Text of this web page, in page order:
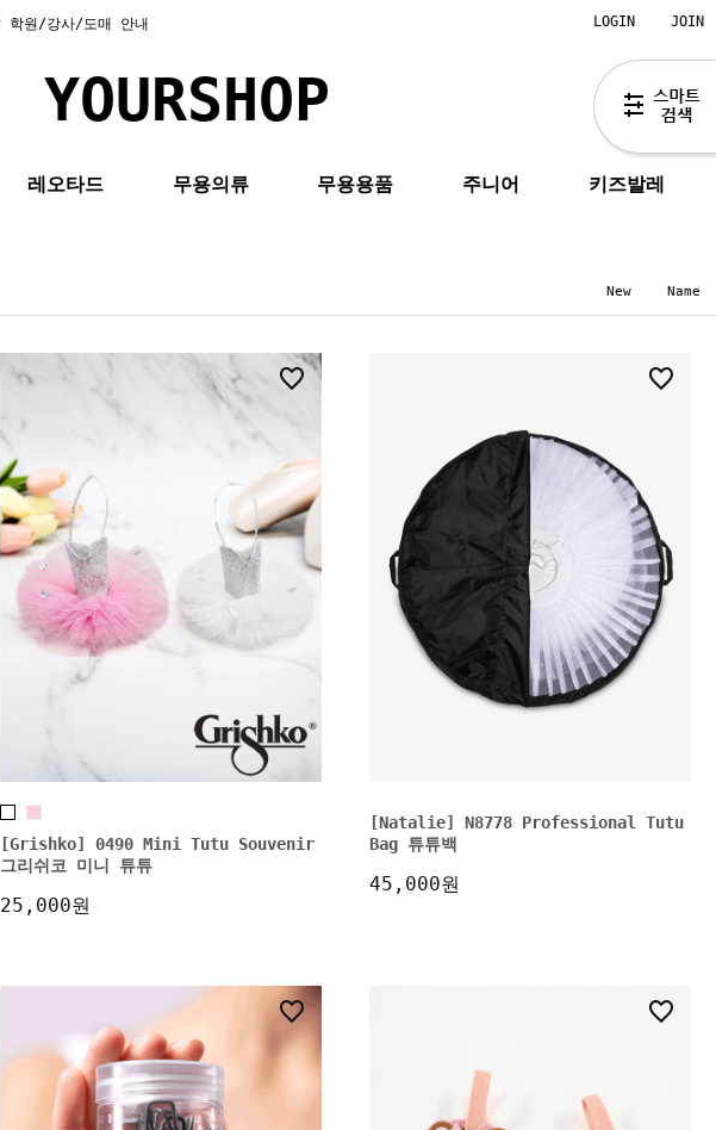
학원/강사/도매 안내 LOGIN JOIN
YOURSHOP
레오타드 무용의류 무용용품 주니어 키즈발레
New Name
[Grishko] 0490 Mini Tutu Souvenir
그리쉬코 미니 튜튜
25,000원
[Natalie] N8778 Professional Tutu
Bag 튜튜백
45,000원
1